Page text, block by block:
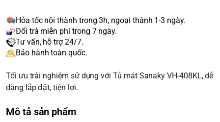
Hỏa tốc nội thành trong 3h, ngoại thành 1-3 ngày.
Đổi trả miễn phí trong 7 ngày.
Tư vấn, hỗ trợ 24/7.
Bảo hành toàn quốc.
Tối ưu trải nghiệm sử dụng với Tủ mát Sanaky VH-408KL, dễ
dàng lắp đặt, tiện lợi.
Mô tả sản phẩm